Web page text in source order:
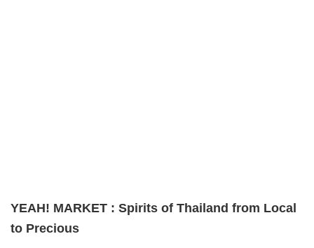
YEAH! MARKET : Spirits of Thailand from Local
to Precious